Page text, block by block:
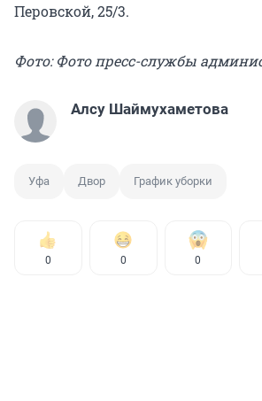
Перовской, 25/3.
Фото: Фото пресс-службы
Алсу Шаймухаметова
Уфа Двор График уборки
0 0 0